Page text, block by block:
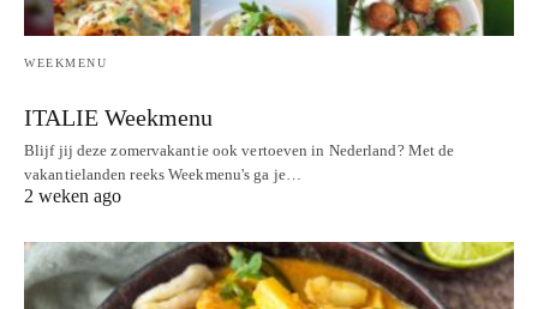
WEEKMENU
ITALIE Weekmenu
Blijf jij deze zomervakantie ook vertoeven in Nederland? Met de
vakantielanden reeks Weekmenu's ga je…
2 weken ago